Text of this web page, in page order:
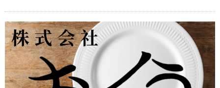
2023/12/20 【招福盛皿 】 2023-2024年末年始特別メニュー
2023/12/20 【 福金山 】 2023-2024年末年始特別メニュー